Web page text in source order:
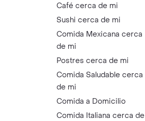
Café cerca de mi
Sushi cerca de mi
Comida Mexicana cerca
de mi
Postres cerca de mi
Comida Saludable cerca
de mi
Comida a Domicilio
Comida Italiana cerca de